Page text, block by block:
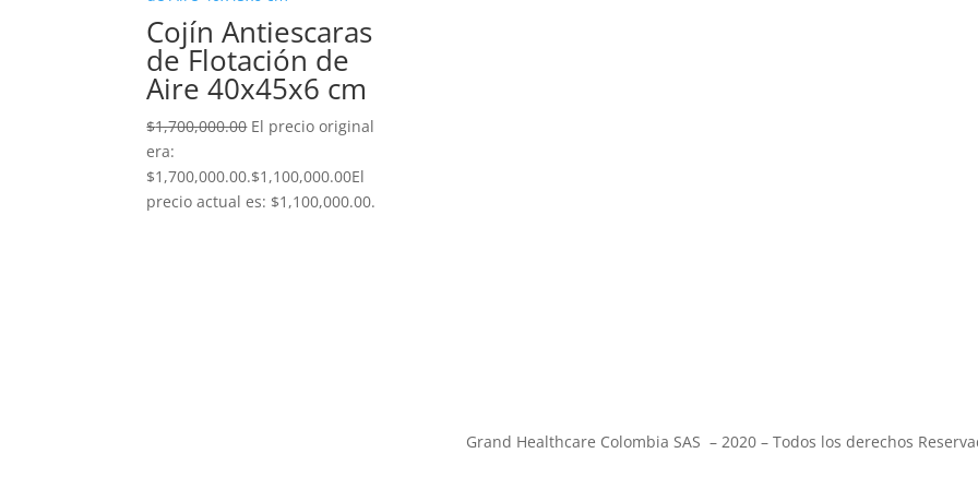
Cojín Antiescaras
de Flotación de
Aire 40x45x6 cm
$1,700,000.00 El precio original
era:
$1,700,000.00.$1,100,000.00El
precio actual es: $1,100,000.00.
Grand Healthcare Colombia SAS – 2020 – Todos los derechos